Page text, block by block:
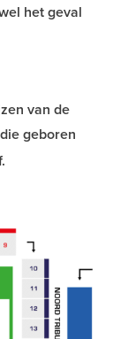
het geval
van de
geboren